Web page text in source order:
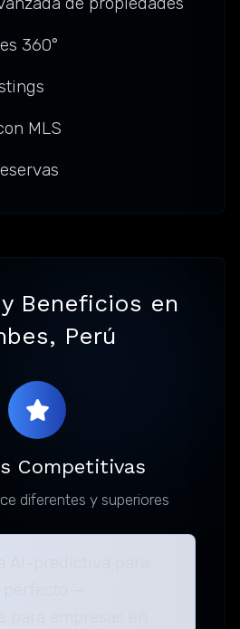
360°
MLS
Beneficios en
Perú
Competitivas
diferentes y superiores